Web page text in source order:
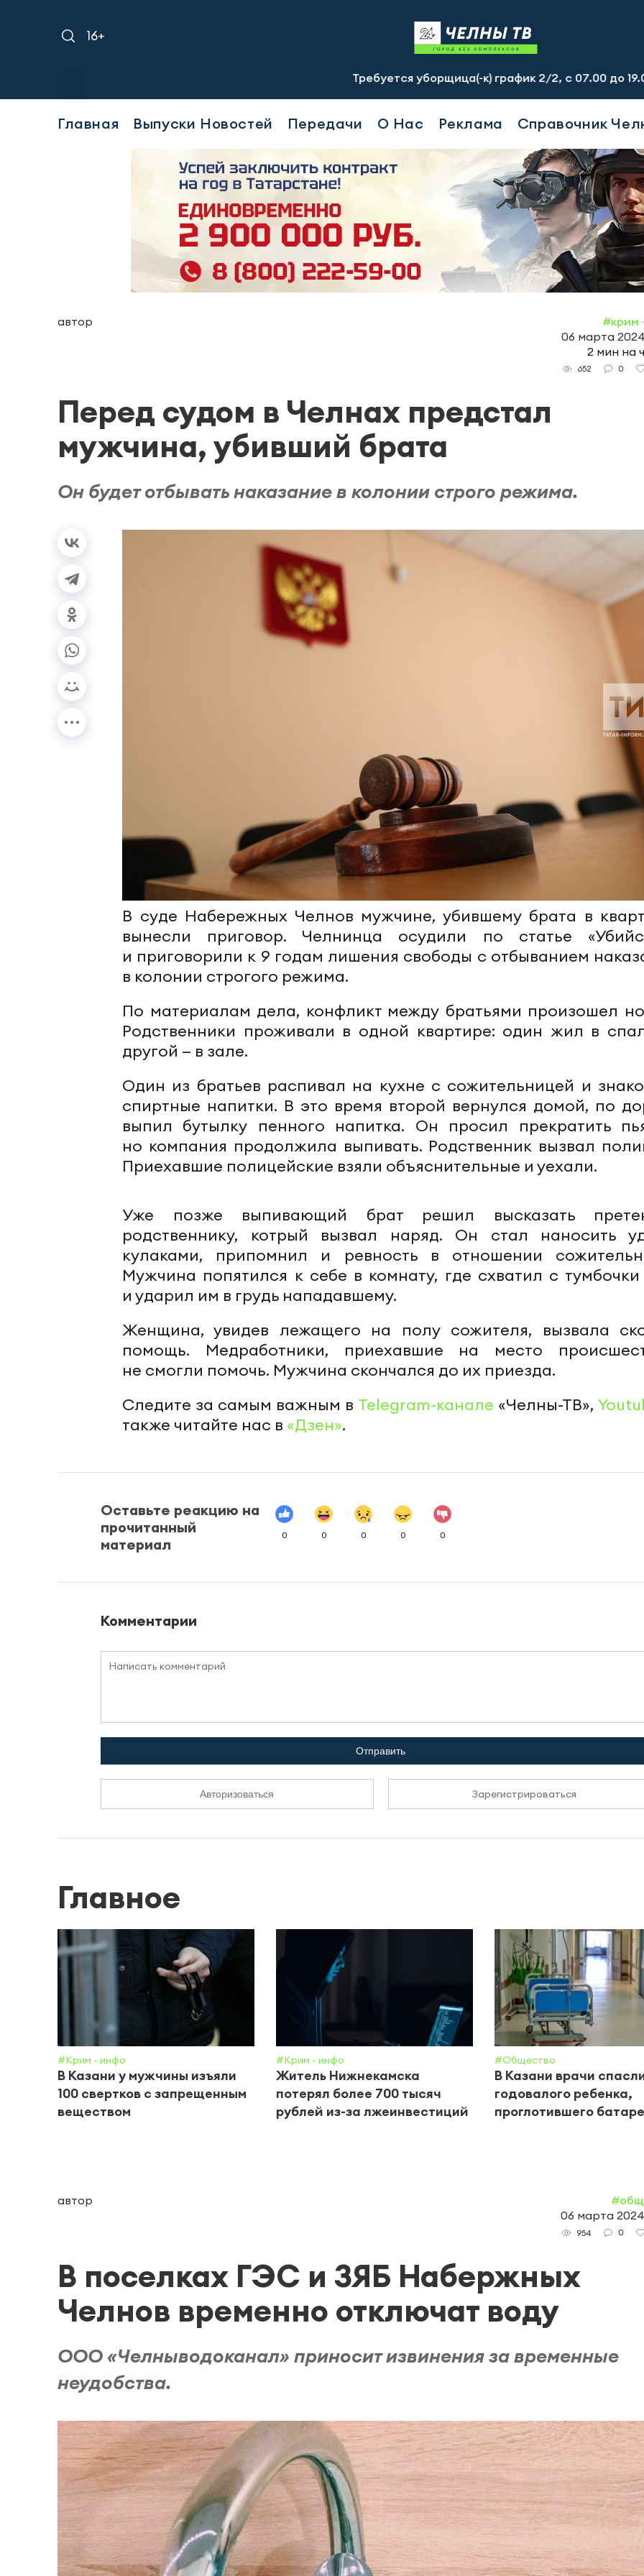
16+
Требуется уборщица(-к) график 2/2, с 07.00 до 19.00, смена -
Главная Выпуски Новостей Передачи О Нас Реклама Справочник
автор
#крим
06 марта
2 мин на
652 0
Перед судом в Челнах предстал
мужчина, убивший брата
Он будет отбывать наказание в колонии строго режима.
В суде Набережных Челнов мужчине, убившему брата в
вынесли приговор. Челнинца осудили по статье
и приговорили к 9 годам лишения свободы с отбыванием
в колонии строгого режима.
По материалам дела, конфликт между братьями произошел
Родственники проживали в одной квартире: один жил в
другой — в зале.
Один из братьев распивал на кухне с сожительницей и
спиртные напитки. В это время второй вернулся домой, по
выпил бутылку пенного напитка. Он просил прекратить
но компания продолжила выпивать. Родственник вызвал
Приехавшие полицейские взяли объяснительные и уехали.
Уже позже выпивающий брат решил высказать
родственнику, котрый вызвал наряд. Он стал наносить
кулаками, припомнил и ревность в отношении
Мужчина попятился к себе в комнату, где схватил с
и ударил им в грудь нападавшему.
Женщина, увидев лежащего на полу сожителя, вызвала
помощь. Медработники, приехавшие на место
не смогли помочь. Мужчина скончался до их приезда.
Следите за самым важным в Telegram-канале «Челны-ТВ»,
также читайте нас в «Дзен».
Оставьте реакцию на
прочитанный
материал
0 0 0 0 0
Комментарии
Отправить
Авторизоваться Зарегистрироваться
Главное
#Крим - инфо
В Казани у мужчины изъяли
100 свертков с запрещенным
веществом
#Крим - инфо
Житель Нижнекамска
потерял более 700 тысяч
рублей из-за лжеинвестиций
#Общество
В Казани врачи
годовалого ребенка,
проглотившего
автор
06 марта
954 0
В поселках ГЭС и ЗЯБ Набержных
Челнов временно отключат воду
ООО «Челныводоканал» приносит извинения за временные
неудобства.